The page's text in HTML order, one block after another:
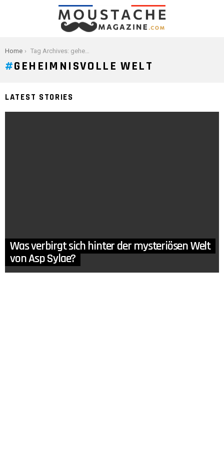
You are here:
Home Tag Archives: geheimnisvolle Welt
GEHEIMNISVOLLE WELT
LATEST STORIES
Was verbirgt sich hinter der mysteriösen Welt
von Asp Sylae?